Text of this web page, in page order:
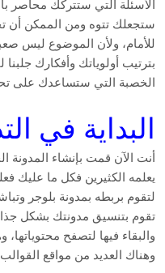
الأسئلة التي ستتركك محاصر
ستجعلك تتوه ومن الممكن أن
للأمام، ولأن الموضوع ليس
بترتيب أولوياتك وأفكارك
الخصبة التي ستساعدك على
البداية في
أنت الآن قمت بإنشاء
لتقوم بربطه بمدونة بلوجر
تقوم بتنسيق مدونتك بشكل
والبقاء فيها لتصفح
وهناك العديد من مواقع